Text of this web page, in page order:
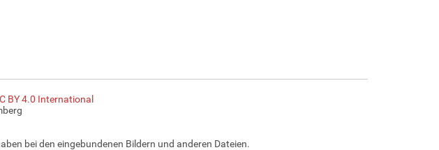
BY 4.0 International
bei den eingebundenen Bildern und anderen Dateien.